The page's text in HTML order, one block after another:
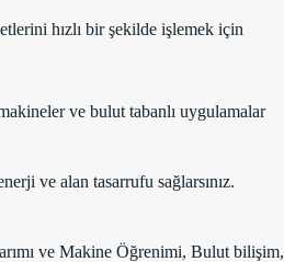
hızlı bir şekilde işlemek için
ve bulut tabanlı uygulamalar
ve alan tasarrufu sağlarsınız.
ve Makine Öğrenimi, Bulut bilişim,